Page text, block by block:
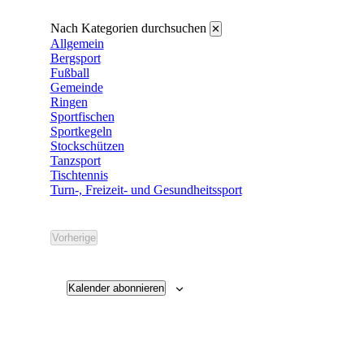
Nach Kategorien durchsuchen ✕
Allgemein
Bergsport
Fußball
Gemeinde
Ringen
Sportfischen
Sportkegeln
Stockschützen
Tanzsport
Tischtennis
Turn-, Freizeit- und Gesundheitssport
Vorherige
Veranstaltungen
Kalender abonnieren